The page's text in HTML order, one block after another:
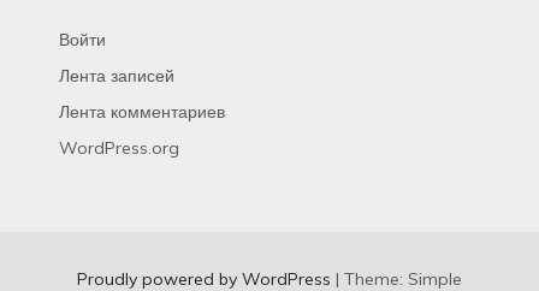
Войти
Лента записей
Лента комментариев
WordPress.org
Proudly powered by WordPress | Theme: Simple